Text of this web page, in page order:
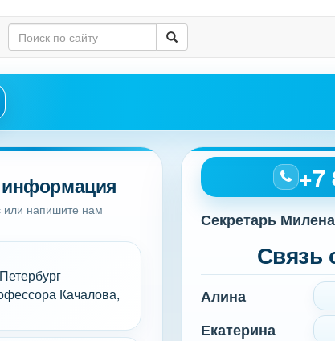
информация
или напишите нам
Качалова,
+7
Секретарь Милена
Связь
Алина
Екатерина